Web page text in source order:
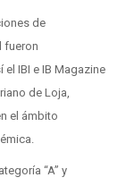
de
fueron
IBI e IB Magazine
de Loja,
el ámbito
“A” y